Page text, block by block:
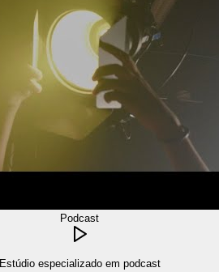
Podcast
Estúdio especializado em podcast